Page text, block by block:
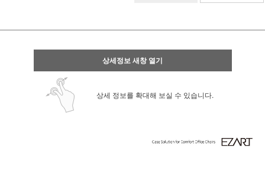
상세정보 새창 열기
상세 정보를 확대해 보실 수 있습니다.